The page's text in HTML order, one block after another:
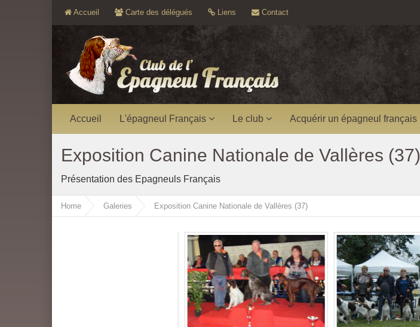
Accueil Carte des délégués Liens Contact
Accueil L'épagneul Français Le club Acquérir un épagneul français
Exposition Canine Nationale de Vallères (37)
Présentation des Epagneuls Français
Home Galeries Exposition Canine Nationale de Vallères (37)